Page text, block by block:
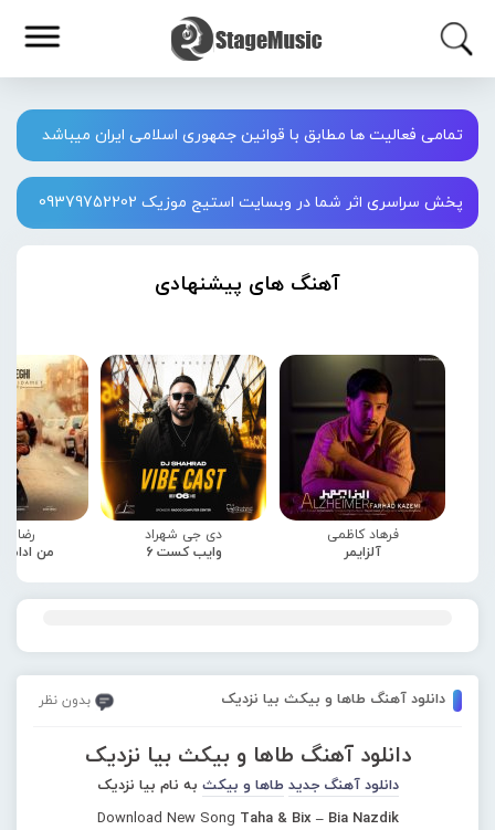
تمامی فعالیت ها مطابق با قوانین جمهوری اسلامی ایران میباشد
پخش سراسری اثر شما در وبسایت استیج موزیک 09379752202
آهنگ های پیشنهادی
فرهاد کاظمی
آلزایمر
دی جی شهراد
وایب کست 6
رضا
من
دانلود آهنگ طاها و بیکث بیا نزدیک بدون نظر
دانلود آهنگ طاها و بیکث بیا نزدیک
دانلود آهنگ جدید طاها و بیکث به نام بیا نزدیک
Download New Song Taha & Bix – Bia Nazdik